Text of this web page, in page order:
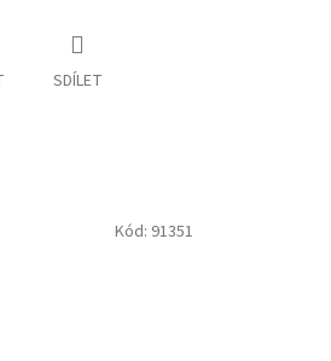
SDÍLET
Kód: 91351